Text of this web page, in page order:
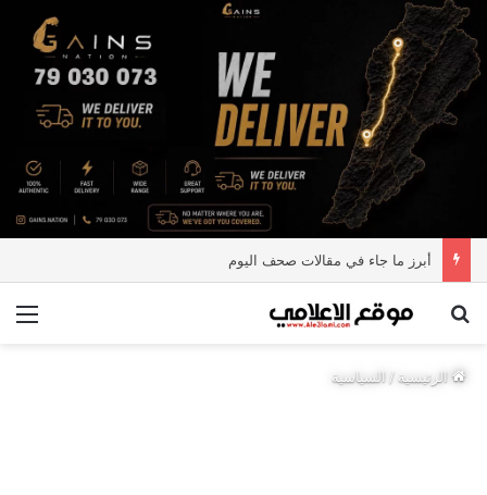
أبرز ما جاء في مقالات صحف اليوم
بحث عن
الرئيسية/ السياسية